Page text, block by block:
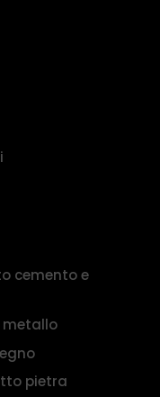
cemento e
metallo
pietra